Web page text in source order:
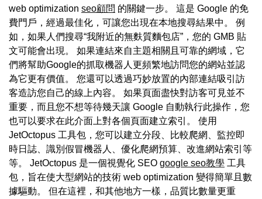
web optimization seo顧問 的關鍵一步。 這是 Google 的免
費門戶，經過最佳化，可讓您出現在本地搜尋結果中。 例
如，如果人們搜尋“我附近的無麩質麵包店”，您的 GMB 貼
文可能會出現。 如果連結來自主題相關且可靠的網域，它
們將幫助Google的抓取機器人更頻繁地訪問您的網站並認
為它更有價值。 您還可以透過巧妙放置的內部連結吸引訪
客造訪您自己的線上內容。 如果頁面盡快對訪客可見並不
重要，而且您不想等待幾天讓 Google 自動執行此操作，您
也可以要求在此介面上對各個頁面建立索引。 使用
JetOctopus 工具包，您可以建立分段、比較爬網、監控即
時日誌、識別假冒機器人、優化爬網預算、改進網站索引等
等。 JetOctopus 是一個視覺化 SEO google seo教學 工具
包，旨在使大型網站的技術 web optimization 變得簡單且數
據驅動。 但在這裡，和其他地方一樣，品質比數量更重